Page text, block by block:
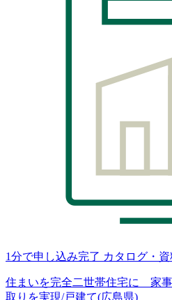
1分で申し込み完了 カタログ・
住まいを完全二世帯住宅に 家
取りを実現/戸建て(広島県)